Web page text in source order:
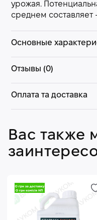
урожая.
среднем составляет
Основные
Отзывы (0)
Оплата та доставка
Вас также